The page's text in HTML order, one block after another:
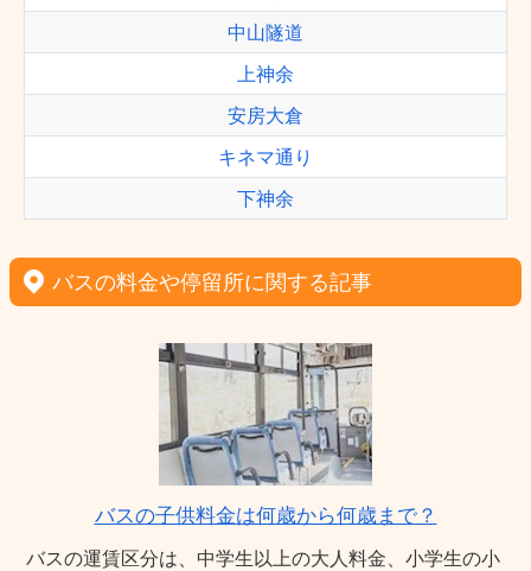
中山隧道
上神余
安房大倉
キネマ通り
下神余
バスの料金や停留所に関する記事
バスの子供料金は何歳から何歳まで？
バスの運賃区分は、中学生以上の大人料金、小学生の小